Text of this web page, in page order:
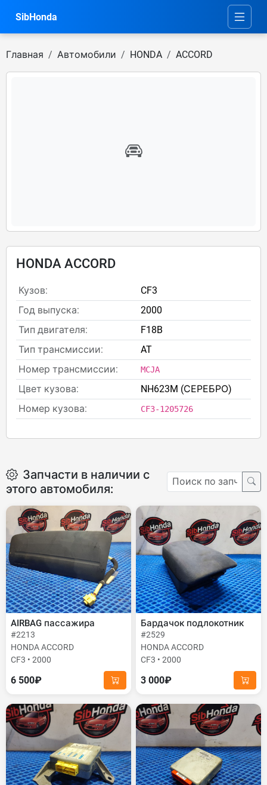
SibHonda
Главная Автомобили HONDA ACCORD
HONDA ACCORD
Кузов:
CF3
Год выпуска:
2000
Тип двигателя:
F18B
Тип трансмиссии:
AT
Номер трансмиссии:
MCJA
Цвет кузова:
NH623M (СЕРЕБРО)
Номер кузова:
CF3-1205726
Запчасти в наличии с
этого автомобиля:
AIRBAG пассажира
#2213
HONDA ACCORD
CF3 • 2000
6 500₽
Бардачок подлокотник
#2529
HONDA ACCORD
CF3 • 2000
3 000₽